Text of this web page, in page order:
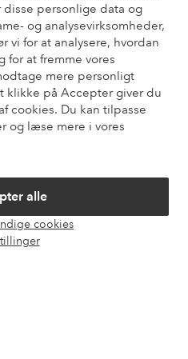
personlige data og
og analysevirksomheder,
vi for at analysere, hvordan
for at fremme vores
mere personligt
klikke på Accepter giver du
cookies. Du kan tilpasse
og læse mere i vores
alle
cookies
spørgsmål i vores FAQ.
om, hvordan du kontakter os.
Betalingsmåde